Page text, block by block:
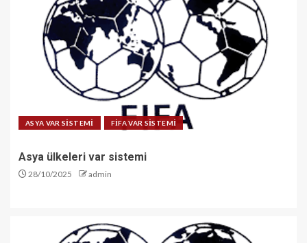
ASYA VAR SİSTEMİ FİFA VAR SİSTEMİ
Asya ülkeleri var sistemi
28/10/2025 admin